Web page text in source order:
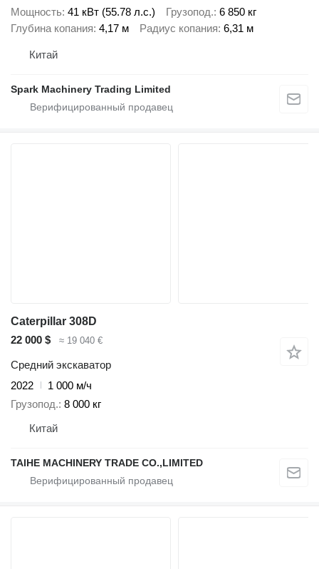
Мощность 41 кВт (55.78 л.с.) Грузопод. 6 850 кг
Глубина копания 4,17 м Радиус копания 6,31 м
Китай
Spark Machinery Trading Limited
Caterpillar 308D
22 000 $
≈ 19 040 €
Средний экскаватор
2022
1 000 м/ч
Грузопод. 8 000 кг
Китай
TAIHE MACHINERY TRADE CO.,LIMITED